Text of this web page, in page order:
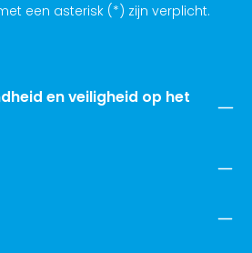
een asterisk (*) zijn verplicht.
en veiligheid op het